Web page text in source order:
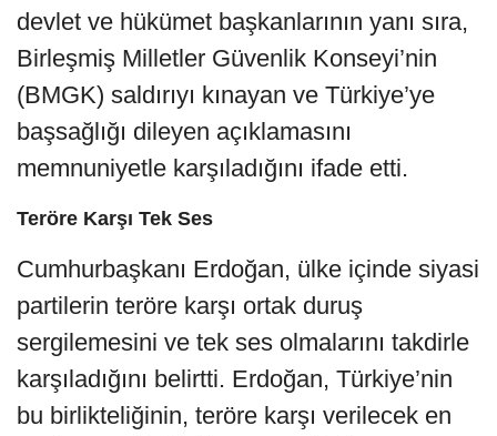
devlet ve hükümet başkanlarının yanı sıra,
Birleşmiş Milletler Güvenlik Konseyi’nin
(BMGK) saldırıyı kınayan ve Türkiye’ye
başsağlığı dileyen açıklamasını
memnuniyetle karşıladığını ifade etti.
Teröre Karşı Tek Ses
Cumhurbaşkanı Erdoğan, ülke içinde siyasi
partilerin teröre karşı ortak duruş
sergilemesini ve tek ses olmalarını takdirle
karşıladığını belirtti. Erdoğan, Türkiye’nin
bu birlikteliğinin, teröre karşı verilecek en